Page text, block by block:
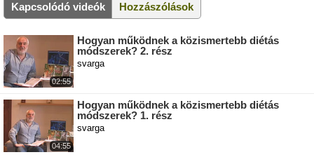
Kapcsolódó videók Hozzászólások
02:55
Hogyan működnek a közismertebb diétás
módszerek? 2. rész
svarga
04:55
Hogyan működnek a közismertebb diétás
módszerek? 1. rész
svarga